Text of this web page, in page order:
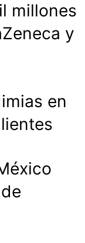
millones
y
en